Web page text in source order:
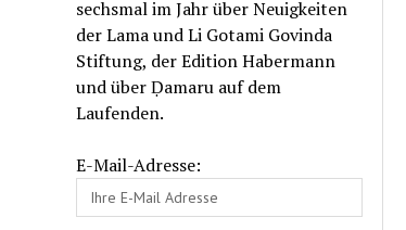
sechsmal im Jahr über Neuigkeiten
der Lama und Li Gotami Govinda
Stiftung, der Edition Habermann
und über Ḍamaru auf dem
Laufenden.
E-Mail-Adresse: